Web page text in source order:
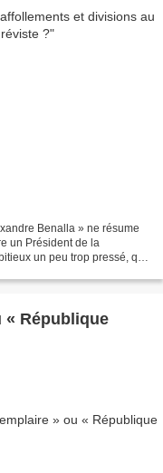
Benalla » ne résume
un Président de la
un peu trop pressé, qui
« République